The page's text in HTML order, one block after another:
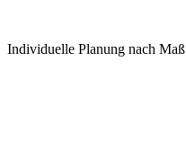
Individuelle Planung nach Maß